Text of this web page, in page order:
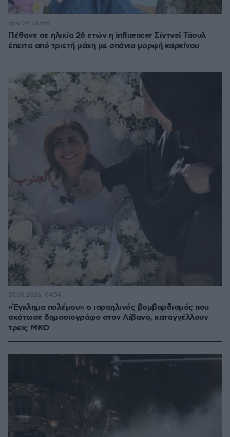
Πέθανε σε ηλικία 26 ετών η influencer Σίντνεϊ Τάουλ
έπειτα από τριετή μάχη με σπάνια μορφή καρκίνου
πριν 24 λεπτά
«Έγκλημα πολέμου» ο ισραηλινός βομβαρδισμός που
σκότωσε δημοσιογράφο στον Λίβανο, καταγγέλλουν
τρεις ΜΚΟ
07.08.2026, 04:54